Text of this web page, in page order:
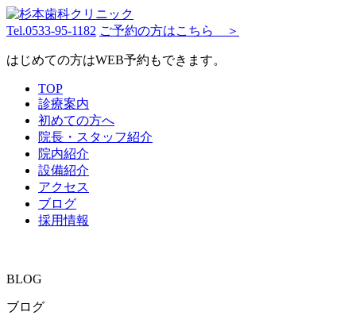
Tel.0533-95-1182 ご予約の方はこちら ＞
はじめての方はWEB予約もできます。
TOP
診療案内
初めての方へ
院長・スタッフ紹介
院内紹介
設備紹介
アクセス
ブログ
採用情報
BLOG
ブログ